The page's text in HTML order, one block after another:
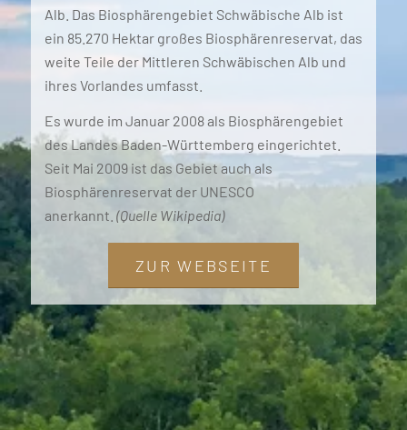
Alb. Das Biosphärengebiet Schwäbische Alb ist
ein 85.270 Hektar großes Biosphärenreservat, das
weite Teile der Mittleren Schwäbischen Alb und
ihres Vorlandes umfasst.
Es wurde im Januar 2008 als Biosphärengebiet
des Landes Baden-Württemberg eingerichtet.
Seit Mai 2009 ist das Gebiet auch als
Biosphärenreservat der UNESCO
anerkannt. (Quelle Wikipedia)
ZUR WEBSEITE